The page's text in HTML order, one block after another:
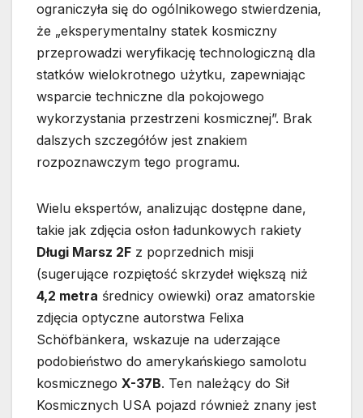
ograniczyła się do ogólnikowego stwierdzenia,
że „eksperymentalny statek kosmiczny
przeprowadzi weryfikację technologiczną dla
statków wielokrotnego użytku, zapewniając
wsparcie techniczne dla pokojowego
wykorzystania przestrzeni kosmicznej”. Brak
dalszych szczegółów jest znakiem
rozpoznawczym tego programu.
Wielu ekspertów, analizując dostępne dane,
takie jak zdjęcia osłon ładunkowych rakiety
Długi Marsz 2F z poprzednich misji
(sugerujące rozpiętość skrzydeł większą niż
4,2 metra średnicy owiewki) oraz amatorskie
zdjęcia optyczne autorstwa Felixa
Schöfbänkera, wskazuje na uderzające
podobieństwo do amerykańskiego samolotu
kosmicznego X-37B. Ten należący do Sił
Kosmicznych USA pojazd również znany jest